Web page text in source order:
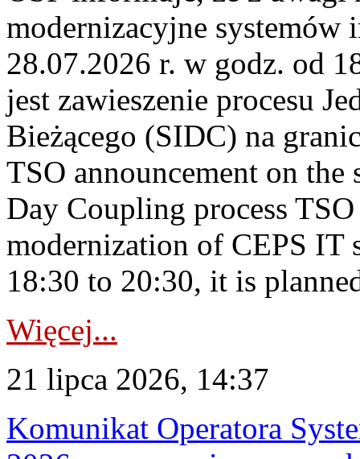
modernizacyjne
28.07.2026 r. w godz. od
jest zawieszenie procesu
Bieżącego (SIDC) na
TSO announcement on
Day Coupling process
modernization of CEPS IT
18:30 to 20:30, it is
Więcej...
21 lipca 2026, 14:37
Komunikat Operatora